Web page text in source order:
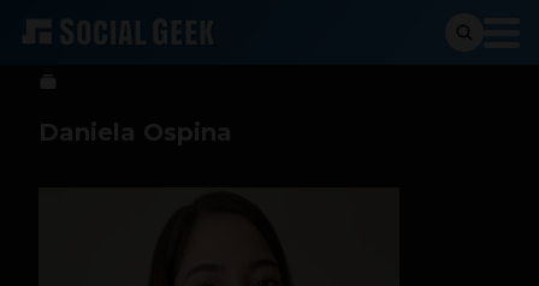
Sergio Ramos 5 de septiembre de 2023
Daniela Ospina